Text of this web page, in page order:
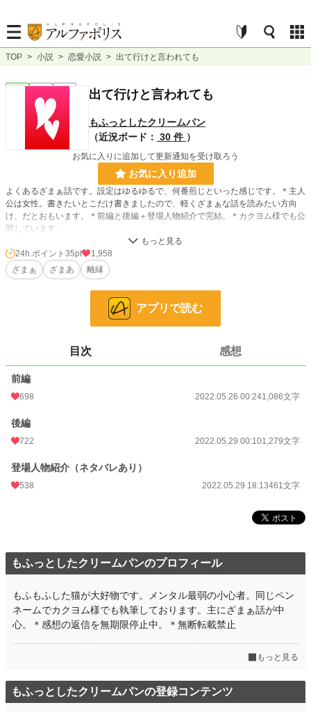
TOP > 小説 > 恋愛小説 > 出て行けと言われても
完結 短編 出て行けと言われても
もふっとしたクリームパン
（近況ボード： 30 件 ）
お気に入りに追加して更新通知を受け取ろう
お気に入り追加
よくあるざまぁ話です。設定はゆるゆるで、何番煎じといった感じです。＊主人
公は女性。書きたいとこだけ書きましたので、軽くざまぁな話を読みたい方向
け、だとおもいます。＊前編と後編＋登場人物紹介で完結。＊カクヨム様でも公
開しています。
小説 19,218 位 / 228,743 件
2,826
更新日時
初回完結日時
24h.ポイント 35pt
1,958
ざまぁ
ざまあ 離縁
アプリで読む
目次 感想
前編
698 2022.05.26 00:241,086文字
後編
722 2022.05.29 00:101,279文字
登場人物紹介（ネタバレあり）
538 2022.05.29 18:13461文字
もふっとしたクリームパンのプロフィール
もふもふした猫が大好物です。メンタル最弱の小心者。同じペン
ネームでカクヨム様でも執筆しております。主にざまぁ話が中
心。＊感想の返信を無期限停止中。＊無断転載禁止
もっと見る
もふっとしたクリームパンの登録コンテンツ